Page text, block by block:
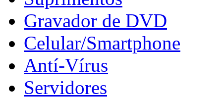
Gravador de DVD
Celular/Smartphone
Antí-Vírus
Servidores